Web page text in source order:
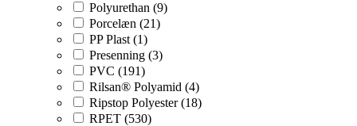
Polyurethan (9)
Porcelæn (21)
PP Plast (1)
Presenning (3)
PVC (191)
Rilsan® Polyamid (4)
Ripstop Polyester (18)
RPET (530)